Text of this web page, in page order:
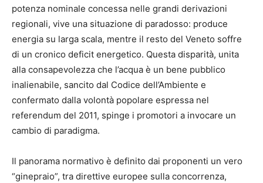
potenza nominale concessa nelle grandi derivazioni
regionali, vive una situazione di paradosso: produce
energia su larga scala, mentre il resto del Veneto soffre
di un cronico deficit energetico. Questa disparità, unita
alla consapevolezza che l’acqua è un bene pubblico
inalienabile, sancito dal Codice dell’Ambiente e
confermato dalla volontà popolare espressa nel
referendum del 2011, spinge i promotori a invocare un
cambio di paradigma.
Il panorama normativo è definito dai proponenti un vero
“ginepraio”, tra direttive europee sulla concorrenza,